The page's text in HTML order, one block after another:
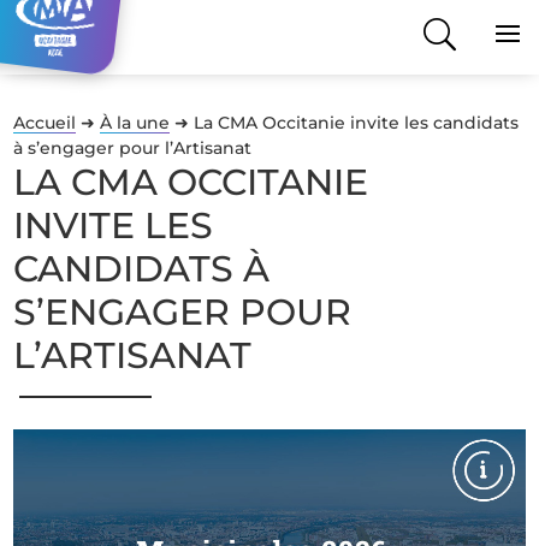
Accueil ➜À la une ➜ La CMA Occitanie invite les candidats
à s’engager pour l’Artisanat
LA CMA OCCITANIE
INVITE LES
CANDIDATS À
S’ENGAGER POUR
L’ARTISANAT